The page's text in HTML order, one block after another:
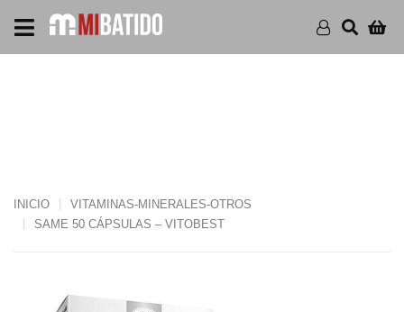
INICIO
VITAMINAS-MINERALES-OTROS
SAME 50 CÁPSULAS – VITOBEST